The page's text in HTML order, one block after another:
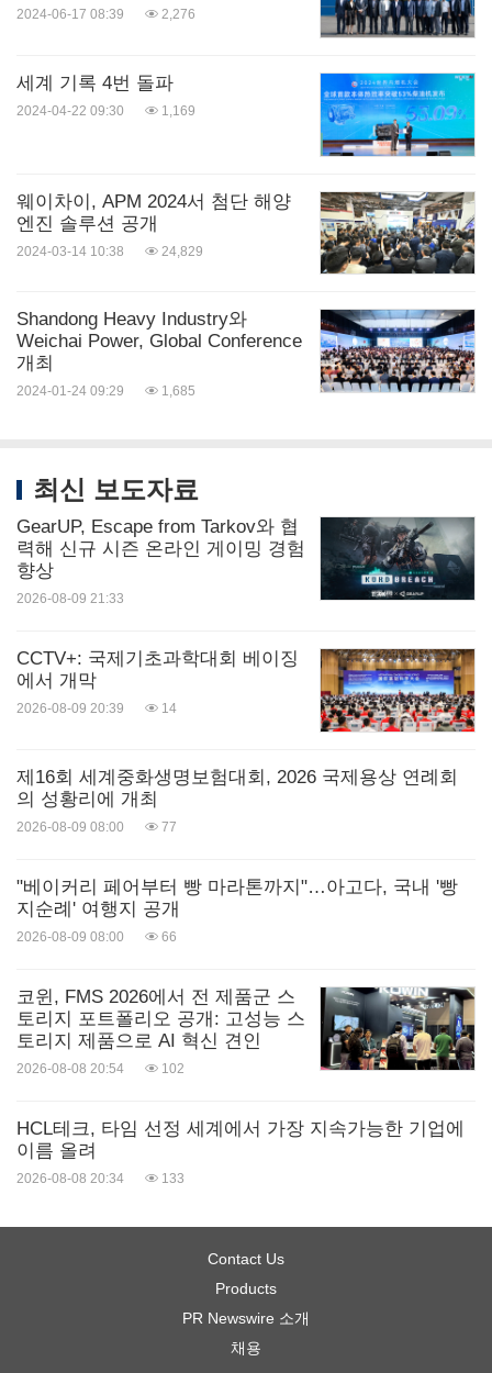
2024-06-17 08:39 2,276
세계 기록 4번 돌파
2024-04-22 09:30 1,169
웨이차이, APM 2024서 첨단 해양
엔진 솔루션 공개
2024-03-14 10:38 24,829
Shandong Heavy Industry와
Weichai Power, Global Conference
개최
2024-01-24 09:29 1,685
최신 보도자료
GearUP, Escape from Tarkov와 협
력해 신규 시즌 온라인 게이밍 경험
향상
2026-08-09 21:33
CCTV+: 국제기초과학대회 베이징
에서 개막
2026-08-09 20:39 14
제16회 세계중화생명보험대회, 2026 국제용상 연례회
의 성황리에 개최
2026-08-09 08:00 77
"베이커리 페어부터 빵 마라톤까지"…아고다, 국내 '빵
지순례' 여행지 공개
2026-08-09 08:00 66
코윈, FMS 2026에서 전 제품군 스
토리지 포트폴리오 공개: 고성능 스
토리지 제품으로 AI 혁신 견인
2026-08-08 20:54 102
HCL테크, 타임 선정 세계에서 가장 지속가능한 기업에
이름 올려
2026-08-08 20:34 133
Contact Us
Products
PR Newswire 소개
채용